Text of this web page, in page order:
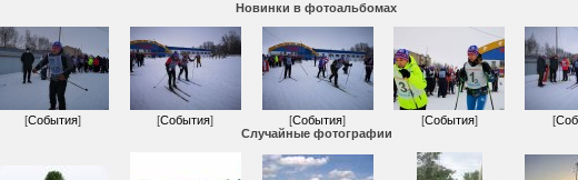
Новинки в фотоальбомах
[События] [События] [События] [События] [
Случайные фотографии